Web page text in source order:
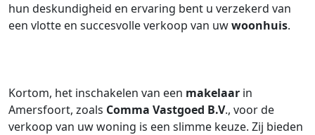
hun deskundigheid en ervaring bent u verzekerd van
een vlotte en succesvolle verkoop van uwwoonhuis.
Kortom, het inschakelen van een makelaar in
Amersfoort, zoals Comma Vastgoed B.V., voor de
verkoop van uw woning is een slimme keuze. Zij bieden